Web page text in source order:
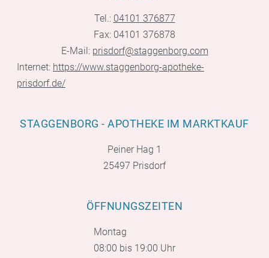
Tel.: 04101 376877
Fax: 04101 376878
E-Mail: prisdorf@staggenborg.com
Internet: https://www.staggenborg-apotheke-
prisdorf.de/
STAGGENBORG - APOTHEKE IM MARKTKAUF
Peiner Hag 1
25497 Prisdorf
ÖFFNUNGSZEITEN
Montag
08:00 bis 19:00 Uhr